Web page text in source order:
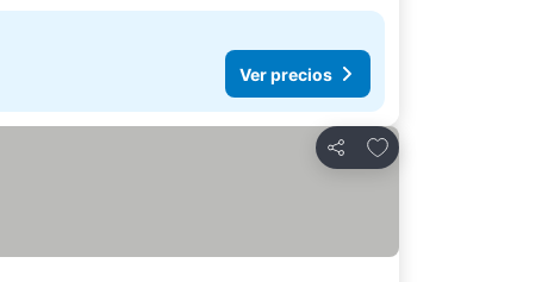
Ver precios
Compartir
Añadir a favoritos